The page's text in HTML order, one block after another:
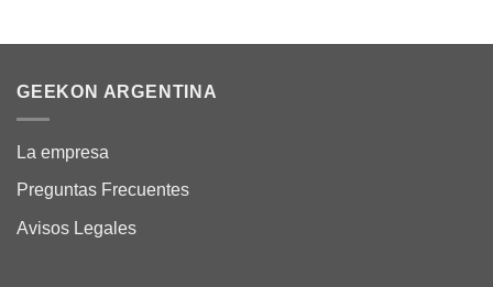
GEEKON ARGENTINA
La empresa
Preguntas Frecuentes
Avisos Legales